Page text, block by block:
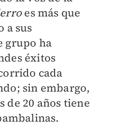
es más que
a sus
grupo ha
éxitos
cada
sin embargo,
de 20 años tiene